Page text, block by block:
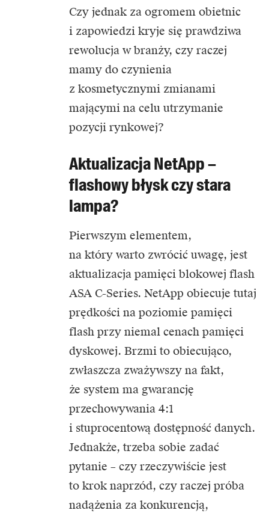
Czy jednak za ogromem obietnic
i zapowiedzi kryje się prawdziwa
rewolucja w branży, czy raczej
mamy do czynienia
z kosmetycznymi zmianami
mającymi na celu utrzymanie
pozycji rynkowej?
Aktualizacja NetApp –
flashowy błysk czy stara
lampa?
Pierwszym elementem,
na który warto zwrócić uwagę, jest
aktualizacja pamięci blokowej flash
ASA C-Series. NetApp obiecuje tutaj
prędkości na poziomie pamięci
flash przy niemal cenach pamięci
dyskowej. Brzmi to obiecująco,
zwłaszcza zważywszy na fakt,
że system ma gwarancję
przechowywania 4:1
i stuprocentową dostępność danych.
Jednakże, trzeba sobie zadać
pytanie – czy rzeczywiście jest
to krok naprzód, czy raczej próba
nadążenia za konkurencją,